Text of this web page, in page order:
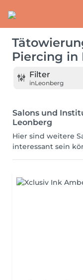
Piercing in
Filter
inLeonberg
Salons und
Leonberg
Hier sind weitere
interessant sein